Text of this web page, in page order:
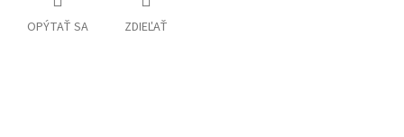
OPÝTAŤ SA ZDIEĽAŤ